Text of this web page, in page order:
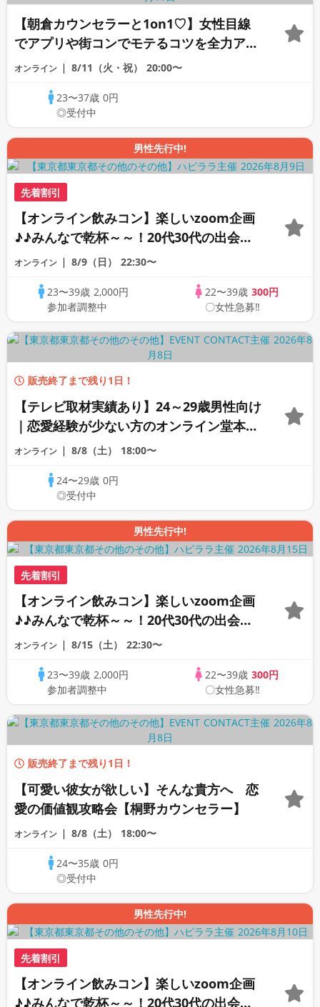
【朝倉カウンセラーと1on1♡】女性目線
でアプリや街コンでモテるコツを全力アド
バイス♡《オンライン恋愛カウンセリン
オンライン 8/11（火・祝） 20:00〜
23〜37歳0円
◎受付中
男性先行中!
先着割引
【オンライン飲みコン】楽しいzoom企画
♪♪みんなで乾杯～～！20代30代の出会い
応援♪♪リモートパーティー♪♪友達作りか
う♪☆全国の方が対象☆司会進行あり♪♪♪
オンライン 8/9（日） 22:30〜
23〜39歳 2,000円
参加者調整中
22〜39歳 300円
〇女性急募‼
販売終了まで残り1日！
【テレビ取材実績あり】24～29歳男性向け
｜恋愛経験が少ない方のオンライン堂本恋
愛個別診断
オンライン 8/8（土） 18:00〜
24〜29歳0円
◎受付中
男性先行中!
先着割引
【オンライン飲みコン】楽しいzoom企画
♪♪みんなで乾杯～～！20代30代の出会い
応援♪♪リモートパーティー♪♪友達作りか
う♪☆全国の方が対象☆司会進行あり♪♪♪
オンライン 8/15（土） 22:30〜
23〜39歳 2,000円
参加者調整中
22〜39歳 300円
〇女性急募‼
販売終了まで残り1日！
【可愛い彼女が欲しい】そんな貴方へ 恋
愛の価値観攻略会【桐野カウンセラー】
オンライン 8/8（土） 18:00〜
24〜35歳0円
◎受付中
男性先行中!
先着割引
【オンライン飲みコン】楽しいzoom企画
♪♪みんなで乾杯～～！20代30代の出会い